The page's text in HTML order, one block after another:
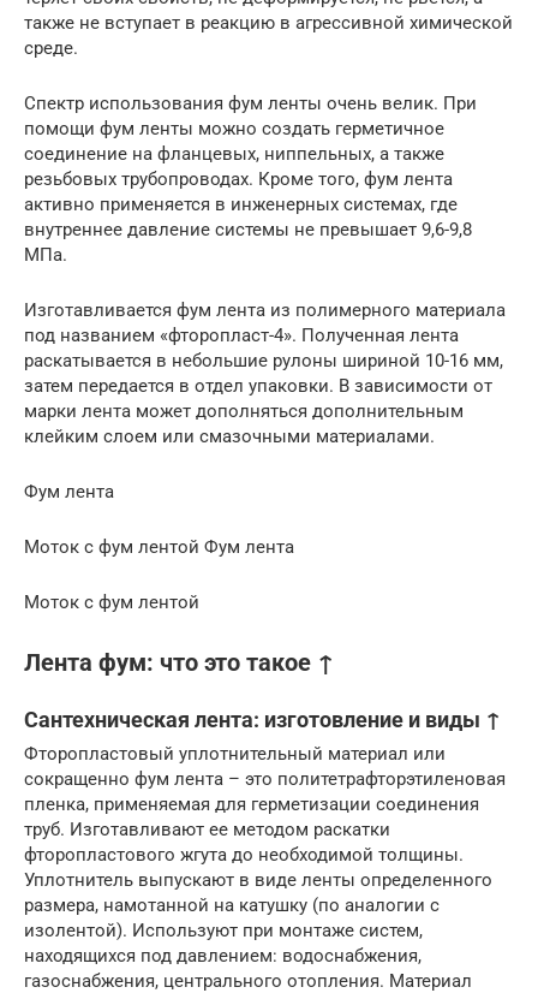
также не вступает в реакцию в агрессивной химической
среде.
Спектр использования фум ленты очень велик. При
помощи фум ленты можно создать герметичное
соединение на фланцевых, ниппельных, а также
резьбовых трубопроводах. Кроме того, фум лента
активно применяется в инженерных системах, где
внутреннее давление системы не превышает 9,6-9,8
МПа.
Изготавливается фум лента из полимерного материала
под названием «фторопласт-4». Полученная лента
раскатывается в небольшие рулоны шириной 10-16 мм,
затем передается в отдел упаковки. В зависимости от
марки лента может дополняться дополнительным
клейким слоем или смазочными материалами.
Фум лента
Моток с фум лентой Фум лента
Моток с фум лентой
Лента фум: что это такое ↑
Сантехническая лента: изготовление и виды ↑
Фторопластовый уплотнительный материал или
сокращенно фум лента – это политетрафторэтиленовая
пленка, применяемая для герметизации соединения
труб. Изготавливают ее методом раскатки
фторопластового жгута до необходимой толщины.
Уплотнитель выпускают в виде ленты определенного
размера, намотанной на катушку (по аналогии с
изолентой). Используют при монтаже систем,
находящихся под давлением: водоснабжения,
газоснабжения, центрального отопления. Материал